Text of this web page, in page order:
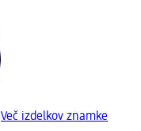
Več izdelkov znamke